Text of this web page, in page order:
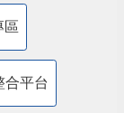
區
合平台